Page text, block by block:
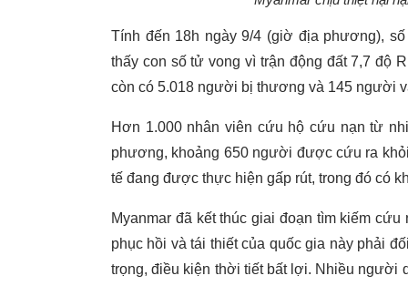
Tính đến 18h ngày 9/4 (giờ địa phương),
thấy con số tử vong vì trận động đất 7,7 độ
còn có 5.018 người bị thương và 145 người
Hơn 1.000 nhân viên cứu hộ cứu nạn từ
phương, khoảng 650 người được cứu ra
tế đang được thực hiện gấp rút, trong đó có
Myanmar đã kết thúc giai đoạn tìm kiếm
phục hồi và tái thiết của quốc gia này phải
trọng, điều kiện thời tiết bất lợi. Nhiều người